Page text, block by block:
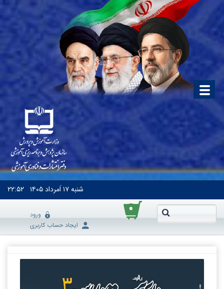
شنبه۱۷ اَمرداد ۱۴۰۵ ۲۲:۵۲
۰
ورود
ایجاد حساب کاربری